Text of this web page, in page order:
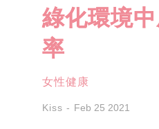
綠化環境
率
女性健康
Kiss Feb 25 2021